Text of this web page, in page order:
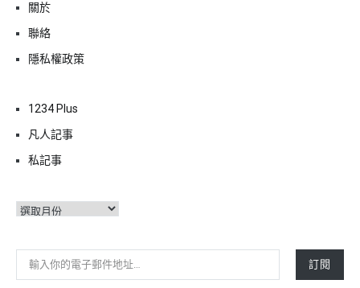
關於
聯絡
隱私權政策
1234 Plus
凡人記事
私記事
彙
輸入你的電子郵件地址…
訂閱